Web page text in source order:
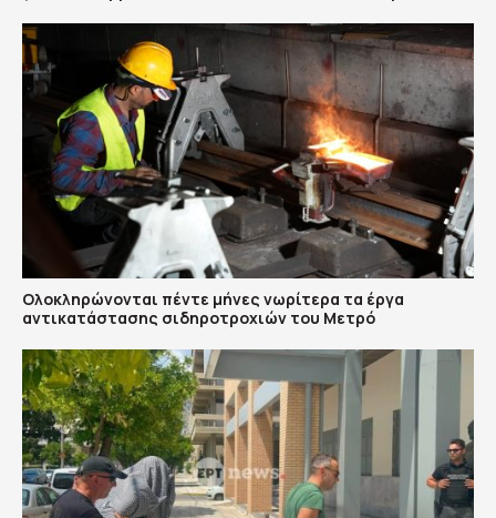
Ολοκληρώνονται πέντε μήνες νωρίτερα τα έργα
αντικατάστασης σιδηροτροχιών του Mετρό